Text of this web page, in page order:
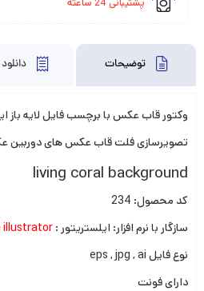
توضیحات
وکتور قاب عکس با برچسب فایل لایه باز
تصویرسازی فلت قاب عکس های دوربین
living coral background
کد محصول: 234
سازگار با نرم افزار: ایلستریتور :illustrator
نوع فایل eps , jpg , ai
دارای فونت